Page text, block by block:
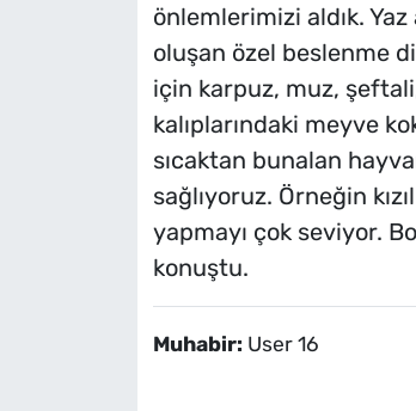
önlemlerimizi aldık.
oluşan özel beslenme
için karpuz, muz,
kalıplarındaki meyve
sıcaktan bunalan
sağlıyoruz. Örneğin
yapmayı çok seviyor.
konuştu.
Muhabir: User 16